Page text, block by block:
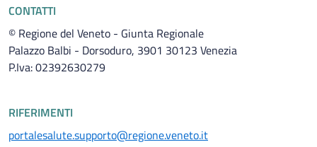
CONTATTI
© Regione del Veneto - Giunta Regionale
Palazzo Balbi - Dorsoduro, 3901 30123 Venezia
P.Iva: 02392630279
RIFERIMENTI
portalesalute.supporto@regione.veneto.it